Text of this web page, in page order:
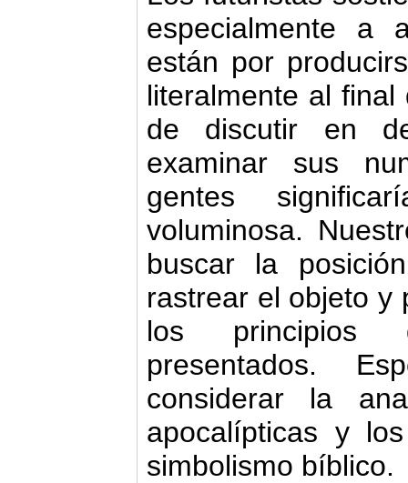
especialmente a
están por
literalmente al final
de discutir en
examinar sus
gentes
voluminosa.
buscar la
rastrear el objeto y
los principios
presentados.
considerar la
apocalípticas y
sim­bolismo bíblico.